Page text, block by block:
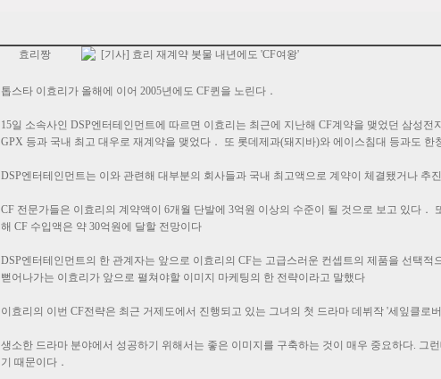
효리짱 [기사] 효리 재계약 봇물 내년에도 'CF여왕'
톱스타 이효리가 올해에 이어 2005년에도 CF퀸을 노린다．
15일 소속사인 DSP엔터테인먼트에 따르면 이효리는 최근에 지난해 CF계약을 맺었던 삼성
GPX 등과 국내 최고 대우로 재계약을 맺었다． 또 롯데제과(돼지바)와 에이스침대 등과도 한
DSP엔터테인먼트는 이와 관련해 대부분의 회사들과 국내 최고액으로 계약이 체결됐거나 추
CF 전문가들은 이효리의 계약액이 6개월 단발에 3억원 이상의 수준이 될 것으로 보고 있다．
해 CF 수입액은 약 30억원에 달할 전망이다
DSP엔터테인먼트의 한 관계자는 앞으로 이효리의 CF는 고급스러운 컨셉트의 제품을 선택
뻗어나가는 이효리가 앞으로 펼쳐야할 이미지 마케팅의 한 전략이라고 말했다
이효리의 이번 CF전략은 최근 거제도에서 진행되고 있는 그녀의 첫 드라마 데뷔작 '세잎클로
생소한 드라마 분야에서 성공하기 위해서는 좋은 이미지를 구축하는 것이 매우 중요하다. 그
기 때문이다．